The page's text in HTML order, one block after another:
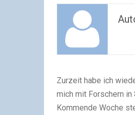
Zurzeit habe ich
mich mit Forschern in
Kommende Woche